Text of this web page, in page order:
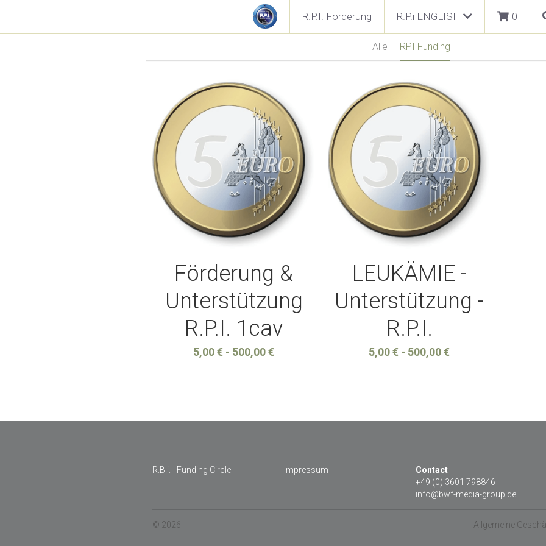
R.P.I. Förderung R.P.i ENGLISH
R.B.i. - Funding Circle
Contact
+49 (0) 3601 798846
info@bwf-media-group.de
© 2026 Allgemeine